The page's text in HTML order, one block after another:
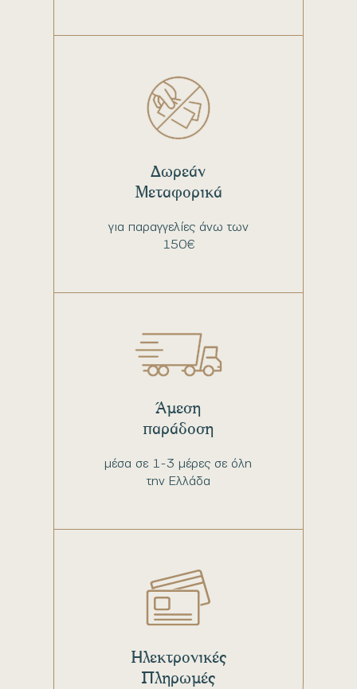
για παραγγελίες άνω των
150€
Δωρεάν
Μεταφορικά
μέσα σε 1-3 μέρες σε όλη
την Ελλάδα
Άμεση
παράδοση
Ηλεκτρονικές
Πληρωμές